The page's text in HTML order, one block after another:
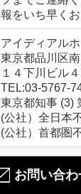
報をいち早くお
アイディアル
東京都品川区
１４下川ビル
TEL:03-5767-
東京都知事 (3)
(公社）全日本
(公社）首都圏
お問い合